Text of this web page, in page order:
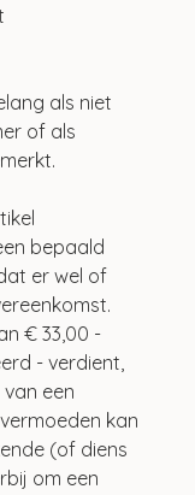
als niet
of als
bepaald
er wel of
€ 33,00 -
- verdient,
een
kan
(of diens
om een